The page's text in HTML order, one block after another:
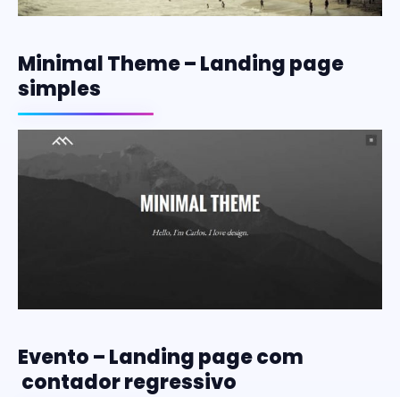
Minimal Theme – Landing page
simples
Evento – Landing page com
contador regressivo